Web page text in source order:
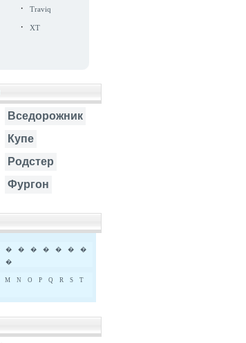
· Traviq
· XT
Вседорожник
Купе
Родстер
Фургон
� � � � � �
�
�
M N O P Q R S
T